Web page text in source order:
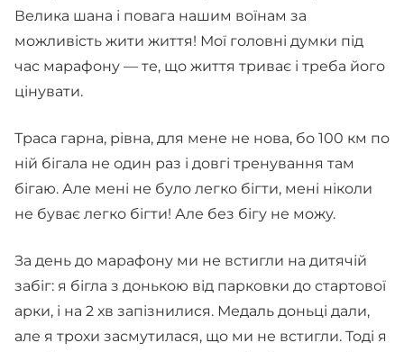
Велика шана і повага нашим воїнам за
можливість жити життя! Мої головні думки під
час марафону — те, що життя триває і треба його
цінувати.
Траса гарна, рівна, для мене не нова, бо 100 км по
ній бігала не один раз і довгі тренування там
бігаю. Але мені не було легко бігти, мені ніколи
не буває легко бігти! Але без бігу не можу.
За день до марафону ми не встигли на дитячій
забіг: я бігла з донькою від парковки до стартової
арки, і на 2 хв запізнилися. Медаль доньці дали,
але я трохи засмутилася, що ми не встигли. Тоді я